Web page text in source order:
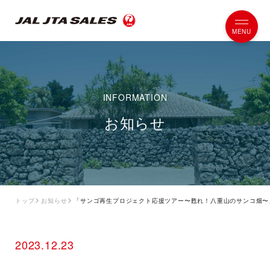
お知らせ
トップ お知らせ 「サンゴ再生プロジェクト応援ツアー〜甦れ！八重山のサンコ畑
2023.12.23